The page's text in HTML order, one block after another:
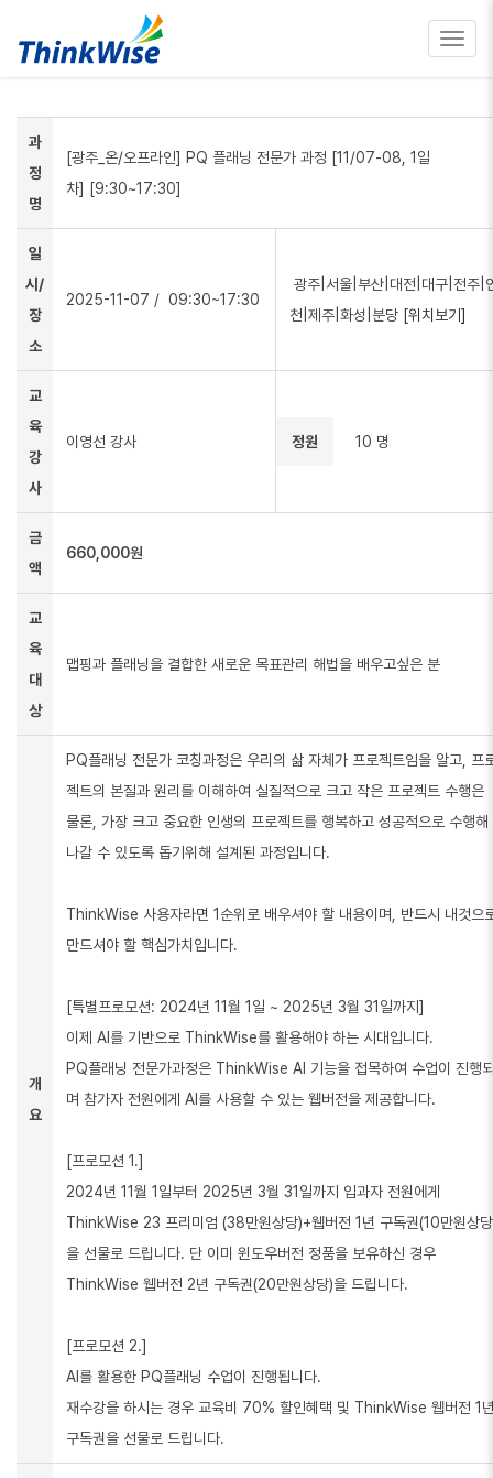
과
정
명
[광주_온/오프라인] PQ 플래닝 전문가 과정 [11/07-08, 1일
차] [9:30~17:30]
일
시/
장
소
2025-11-07 / 09:30~17:30
광주|서울|부산|대전|대구|전주|
천|제주|화성|분당 [위치보기]
교
육
강
사
이영선 강사 정원 10 명
금
액
660,000원
교
육
대
상
맵핑과 플래닝을 결합한 새로운 목표관리 해법을 배우고싶은 분
개
요
PQ플래닝 전문가 코칭과정은 우리의 삶 자체가 프로젝트임을 알고, 프
젝트의 본질과 원리를 이해하여 실질적으로 크고 작은 프로젝트 수행은
물론, 가장 크고 중요한 인생의 프로젝트를 행복하고 성공적으로 수행해
나갈 수 있도록 돕기위해 설계된 과정입니다.
ThinkWise 사용자라면 1순위로 배우셔야 할 내용이며, 반드시 내것으
만드셔야 할 핵심가치입니다.
[특별프로모션: 2024년 11월 1일 ~ 2025년 3월 31일까지]
이제 AI를 기반으로 ThinkWise를 활용해야 하는 시대입니다.
PQ플래닝 전문가과정은 ThinkWise AI 기능을 접목하여 수업이 진행
며 참가자 전원에게 AI를 사용할 수 있는 웹버전을 제공합니다.
[프로모션 1.]
2024년 11월 1일부터 2025년 3월 31일까지 입과자 전원에게
ThinkWise 23 프리미엄 (38만원상당)+웹버전 1년 구독권(10만원상
을 선물로 드립니다. 단 이미 윈도우버전 정품을 보유하신 경우
ThinkWise 웹버전 2년 구독권(20만원상당)을 드립니다.
[프로모션 2.]
AI를 활용한 PQ플래닝 수업이 진행됩니다.
재수강을 하시는 경우 교육비 70% 할인혜택 및 ThinkWise 웹버전 1
구독권을 선물로 드립니다.